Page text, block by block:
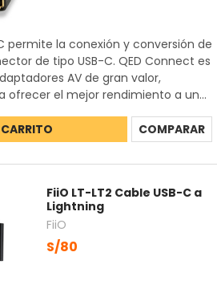
permite la conexión y conversión de
de tipo USB-C. QED Connect es
AV de gran valor,
ofrecer el mejor rendimiento a un...
COMPARAR
FiiO LT-LT2 Cable USB-C a
Lightning
FiiO
S/80